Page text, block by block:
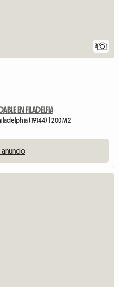
3
EN FILADELFIA
(19144) | 200 M2
anuncio